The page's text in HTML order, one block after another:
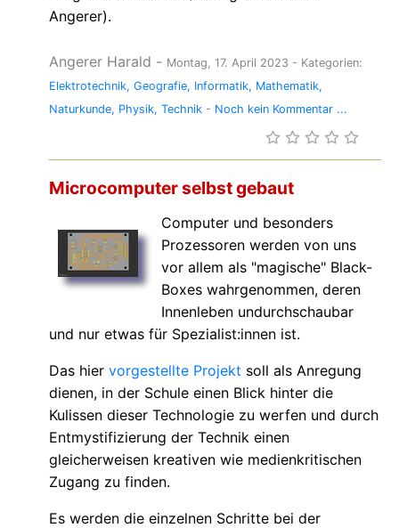
Angerer).
Angerer Harald - Montag, 17. April 2023 - Kategorien:
Elektrotechnik Geografie Informatik Mathematik
Naturkunde Physik Technik - Noch kein Kommentar ...
Microcomputer selbst gebaut
Computer und besonders
Prozessoren werden von uns
vor allem als "magische" Black-
Boxes wahrgenommen, deren
Innenleben undurchschaubar
und nur etwas für Spezialist:innen ist.
Das hier vorgestellte Projekt soll als Anregung
dienen, in der Schule einen Blick hinter die
Kulissen dieser Technologie zu werfen und durch
Entmystifizierung der Technik einen
gleicherweisen kreativen wie medienkritischen
Zugang zu finden.
Es werden die einzelnen Schritte bei der